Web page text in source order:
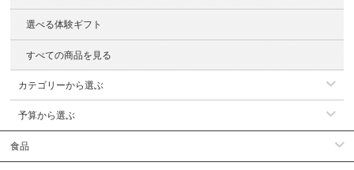
選べる体験ギフト
すべての商品を見る
カテゴリーから選ぶ
予算から選ぶ
食品